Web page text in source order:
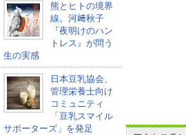
熊とヒトの境界
線。河﨑秋子
『夜明けのハン
トレス』が問う
生の実感
日本豆乳協会、
管理栄養士向け
コミュニティ
「豆乳スマイル
サポーターズ」を発足